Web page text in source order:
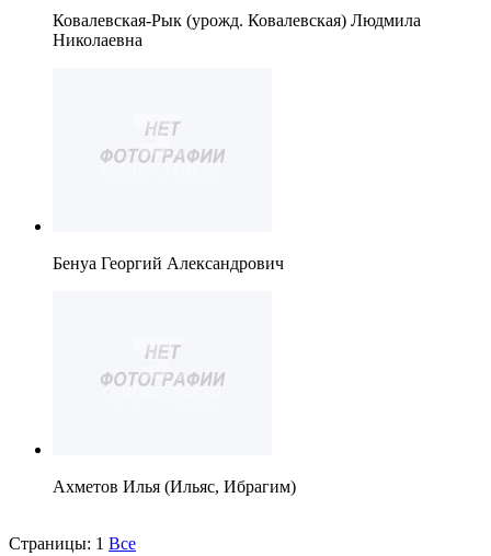
Ковалевская-Рык (урожд. Ковалевская) Людмила
Николаевна
Бенуа Георгий Александрович
Ахметов Илья (Ильяс, Ибрагим)
Страницы: 1 Все